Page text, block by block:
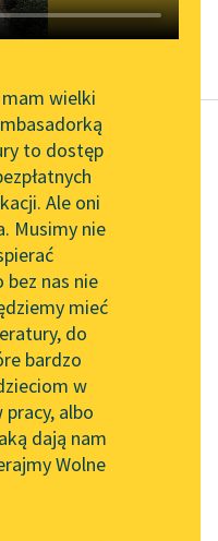
brak utworu
Wolnych Lektur
dla piszących i
PMH
Wolnych Lektur
wielki
to dostęp
Ale oni
Musimy nie
nas nie
mieć
do
bardzo
w
albo
dają nam
Wolne
Czechow
żona… —
Lew Sawicz. —
też ona
chcesz, moja
—